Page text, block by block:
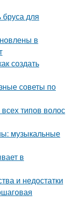
для
в
создать
советы по
типов волос
музыкальные
в
и недостатки